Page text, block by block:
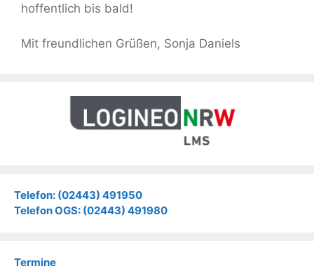
hoffentlich bis bald!
Mit freundlichen Grüßen, Sonja Daniels
Telefon: (02443) 491950
Telefon OGS: (02443) 491980
Termine